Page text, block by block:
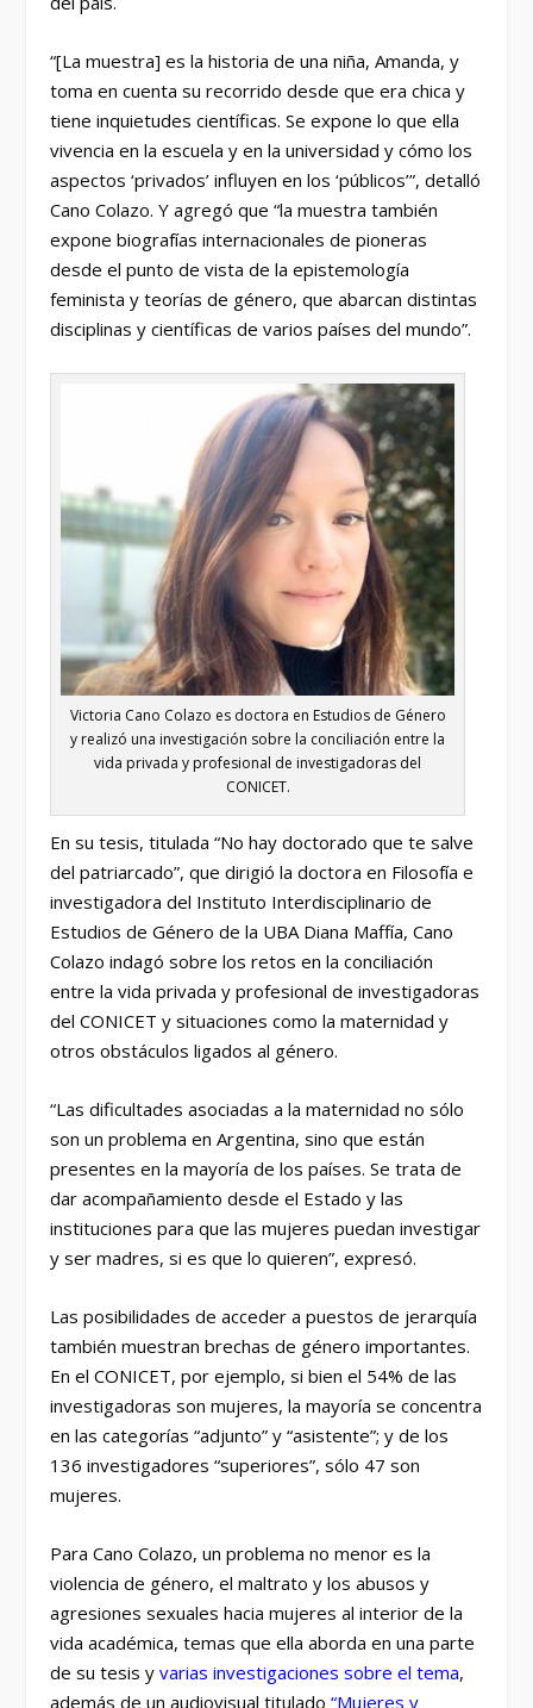
“[La muestra] es la historia de una niña, Amanda, y
toma en cuenta su recorrido desde que era chica y
tiene inquietudes científicas. Se expone lo que ella
vivencia en la escuela y en la universidad y cómo los
aspectos ‘privados’ influyen en los ‘públicos’”, detalló
Cano Colazo. Y agregó que “la muestra también
expone biografías internacionales de pioneras
desde el punto de vista de la epistemología
feminista y teorías de género, que abarcan distintas
disciplinas y científicas de varios países del mundo”.
Victoria Cano Colazo es doctora en Estudios de Género
y realizó una investigación sobre la conciliación entre la
vida privada y profesional de investigadoras del
CONICET.
En su tesis, titulada “No hay doctorado que te salve
del patriarcado”, que dirigió la doctora en Filosofía e
investigadora del Instituto Interdisciplinario de
Estudios de Género de la UBA Diana Maffía, Cano
Colazo indagó sobre los retos en la conciliación
entre la vida privada y profesional de investigadoras
del CONICET y situaciones como la maternidad y
otros obstáculos ligados al género.
“Las dificultades asociadas a la maternidad no sólo
son un problema en Argentina, sino que están
presentes en la mayoría de los países. Se trata de
dar acompañamiento desde el Estado y las
instituciones para que las mujeres puedan investigar
y ser madres, si es que lo quieren”, expresó.
Las posibilidades de acceder a puestos de jerarquía
también muestran brechas de género importantes.
En el CONICET, por ejemplo, si bien el 54% de las
investigadoras son mujeres, la mayoría se concentra
en las categorías “adjunto” y “asistente”; y de los
136 investigadores “superiores”, sólo 47 son
mujeres.
Para Cano Colazo, un problema no menor es la
violencia de género, el maltrato y los abusos y
agresiones sexuales hacia mujeres al interior de la
vida académica, temas que ella aborda en una parte
de su tesis yvarias investigaciones sobre el tema,
además de un audiovisual titulado“Mujeres y